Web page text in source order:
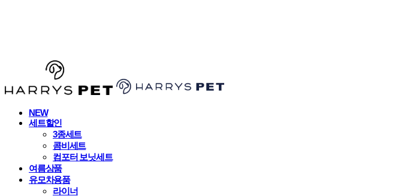
NEW
세트할인
3종세트
콤비세트
컴포터 보닛세트
여름상품
유모차용품
라이너